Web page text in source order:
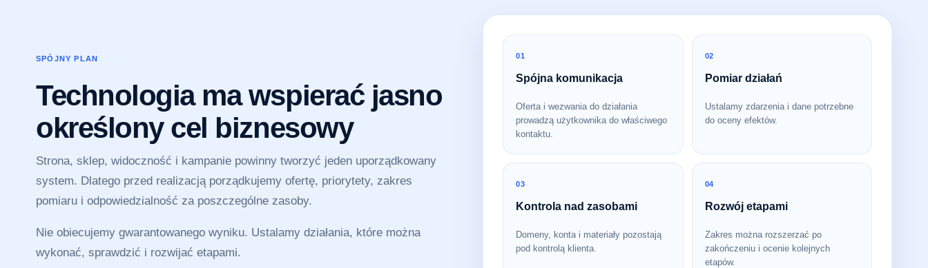
SPÓJNY PLAN
Technologia ma wspierać jasno
określony cel biznesowy
Strona, sklep, widoczność i kampanie powinny tworzyć jeden uporządkowany
system. Dlatego przed realizacją porządkujemy ofertę, priorytety, zakres
pomiaru i odpowiedzialność za poszczególne zasoby.
Nie obiecujemy gwarantowanego wyniku. Ustalamy działania, które można
wykonać, sprawdzić i rozwijać etapami.
01
Spójna komunikacja
Oferta i wezwania do działania
prowadzą użytkownika do właściwego
kontaktu.
02
Pomiar działań
Ustalamy zdarzenia i dane potrzebne
do oceny efektów.
03
Kontrola nad zasobami
Domeny, konta i materiały pozostają
pod kontrolą klienta.
04
Rozwój etapami
Zakres można rozszerzać po
zakończeniu i ocenie kolejnych
etapów.